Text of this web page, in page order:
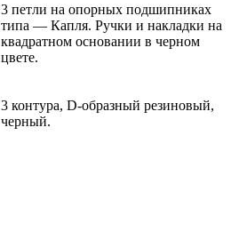
3 петли на опорных подшипниках
типа — Капля. Ручки и накладки на
квадратном основании в черном
цвете.
3 контура, D-образный резиновый,
черный.